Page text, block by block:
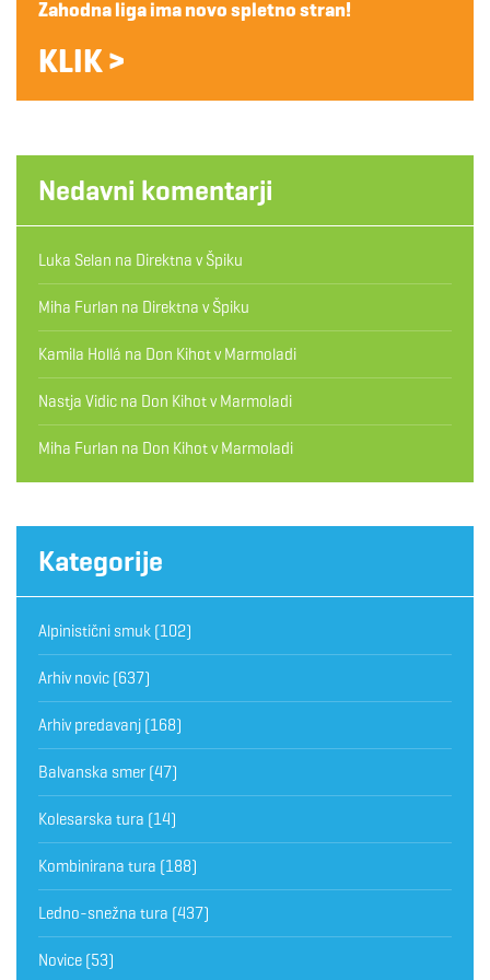
Zahodna liga ima novo spletno stran!
KLIK >
Nedavni komentarji
Luka Selan na Direktna v Špiku
Miha Furlan na Direktna v Špiku
Kamila Hollá na Don Kihot v Marmoladi
Nastja Vidic na Don Kihot v Marmoladi
Miha Furlan na Don Kihot v Marmoladi
Kategorije
Alpinistični smuk (102)
Arhiv novic (637)
Arhiv predavanj (168)
Balvanska smer (47)
Kolesarska tura (14)
Kombinirana tura (188)
Ledno-snežna tura (437)
Novice (53)